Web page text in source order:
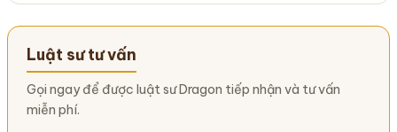
Luật sư tư vấn
Gọi ngay để được luật sư Dragon tiếp nhận và tư vấn
miễn phí.